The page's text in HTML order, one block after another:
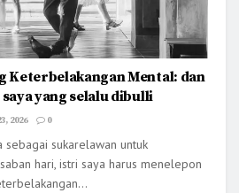
Keterbelakangan Mental: dan
yang selalu dibulli
2026 0
sebagai sukarelawan untuk
hari, istri saya harus menelepon